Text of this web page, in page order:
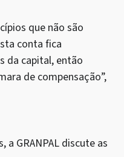
que não são
conta fica
da capital, então
de compensação”,
a GRANPAL discute as